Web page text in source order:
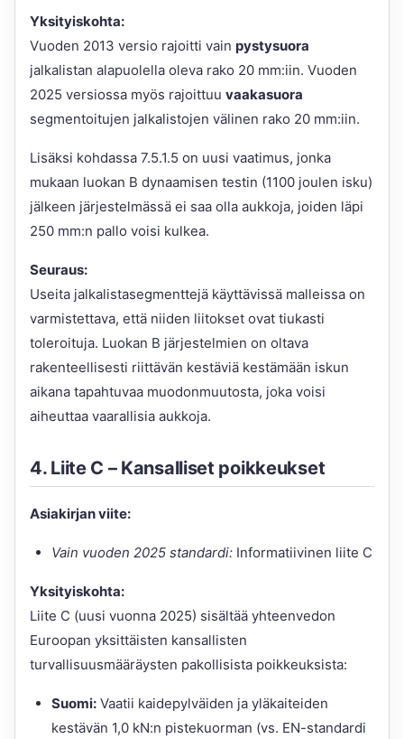
Yksityiskohta:
Vuoden 2013 versio rajoitti vain pystysuora
jalkalistan alapuolella oleva rako 20 mm:iin. Vuoden
2025 versiossa myös rajoittuu vaakasuora
segmentoitujen jalkalistojen välinen rako 20 mm:iin.
Lisäksi kohdassa 7.5.1.5 on uusi vaatimus, jonka
mukaan luokan B dynaamisen testin (1100 joulen isku)
jälkeen järjestelmässä ei saa olla aukkoja, joiden läpi
250 mm:n pallo voisi kulkea.
Seuraus:
Useita jalkalistasegmenttejä käyttävissä malleissa on
varmistettava, että niiden liitokset ovat tiukasti
toleroituja. Luokan B järjestelmien on oltava
rakenteellisesti riittävän kestäviä kestämään iskun
aikana tapahtuvaa muodonmuutosta, joka voisi
aiheuttaa vaarallisia aukkoja.
4. Liite C – Kansalliset poikkeukset
Asiakirjan viite:
Vain vuoden 2025 standardi: Informatiivinen liite C
Yksityiskohta:
Liite C (uusi vuonna 2025) sisältää yhteenvedon
Euroopan yksittäisten kansallisten
turvallisuusmääräysten pakollisista poikkeuksista:
Suomi: Vaatii kaidepylväiden ja yläkaiteiden
kestävän 1,0 kN:n pistekuorman (vs. EN-standardi